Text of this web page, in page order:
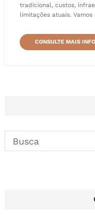
tradicional, custos,
limitações atuais.
CONSULTE MAIS